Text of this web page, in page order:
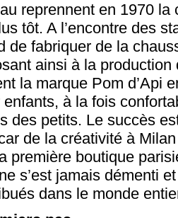
reprennent en 1970 la
tôt. A l’encontre des
de fabriquer de la
ainsi à la
la marque Pom d’Api
à la fois
des petits. Le succès
de la créativité à
première boutique
s’est jamais démenti
dans le monde